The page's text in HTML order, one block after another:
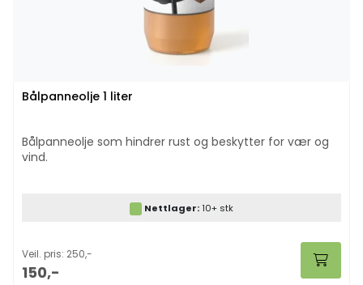
Bålpanneolje 1 liter
Bålpanneolje som hindrer rust og beskytter for vær og
vind.
Nettlager:10+ stk
Veil. pris: 250,-
150,-